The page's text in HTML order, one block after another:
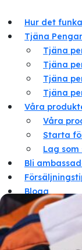
Hur det
Tjäna Pengar
Tjäna
Tjäna
Tjäna
Tjäna
Våra
Våra
Starta
Lag
Bli
Blogg
Om oss
Frågor &